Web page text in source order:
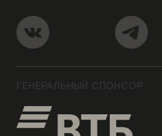
ГЕНЕРАЛЬНЫЙ СПОНСОР